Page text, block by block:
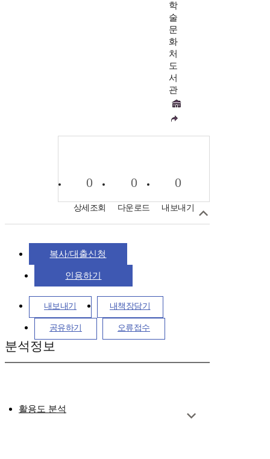
학
술
문
화
처
도
서
관
0
상세조회
0
다운로드
0
내보내기
복사/대출신청
인용하기
내보내기 내책장담기
공유하기 오류접수
분석정보
활용도 분석